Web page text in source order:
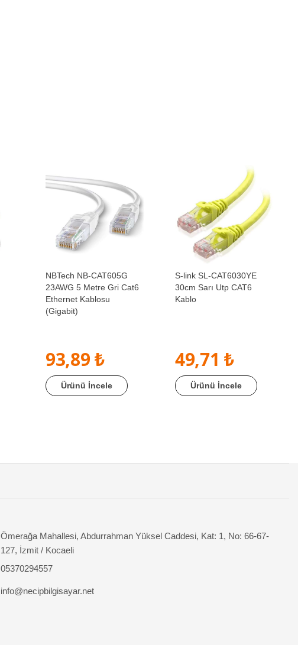
NBTech NB-CAT605G
23AWG 5 Metre Gri Cat6
Ethernet Kablosu
(Gigabit)
93,89 ₺
Ürünü İncele
S-link SL-CAT6030YE
30cm Sarı Utp CAT6
Kablo
49,71 ₺
Ürünü İncele
Ömerağa Mahallesi, Abdurrahman Yüksel Caddesi, Kat: 1, No: 66-67-
127, İzmit / Kocaeli
05370294557
info@necipbilgisayar.net